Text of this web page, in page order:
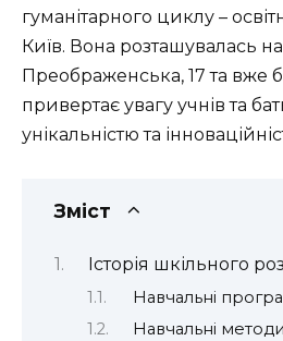
гуманітарного циклу –
Київ. Вона розташувалась
Преображенська, 17 та вже
привертає увагу учнів та
унікальністю та
Зміст
Історія шкільного
Навчальні
Навчальні методи: